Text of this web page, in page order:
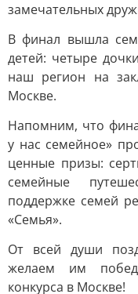
замечательных
В финал вышла
детей: четыре
наш регион на
Москве.
Напомним, что
у нас семейное»
ценные призы:
семейные
поддержке семей
«Семья».
От всей души
желаем им
конкурса в Москве!